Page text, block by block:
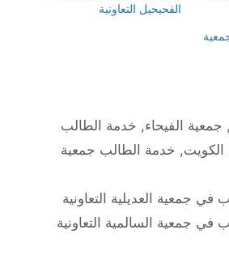
الفحيحيل التعاونية
, جمعية الفيحاء, خدمة الطالب
الكويت, خدمة الطالب جمعية
جمعية العديلية التعاونية
جمعية السالمية التعاونية